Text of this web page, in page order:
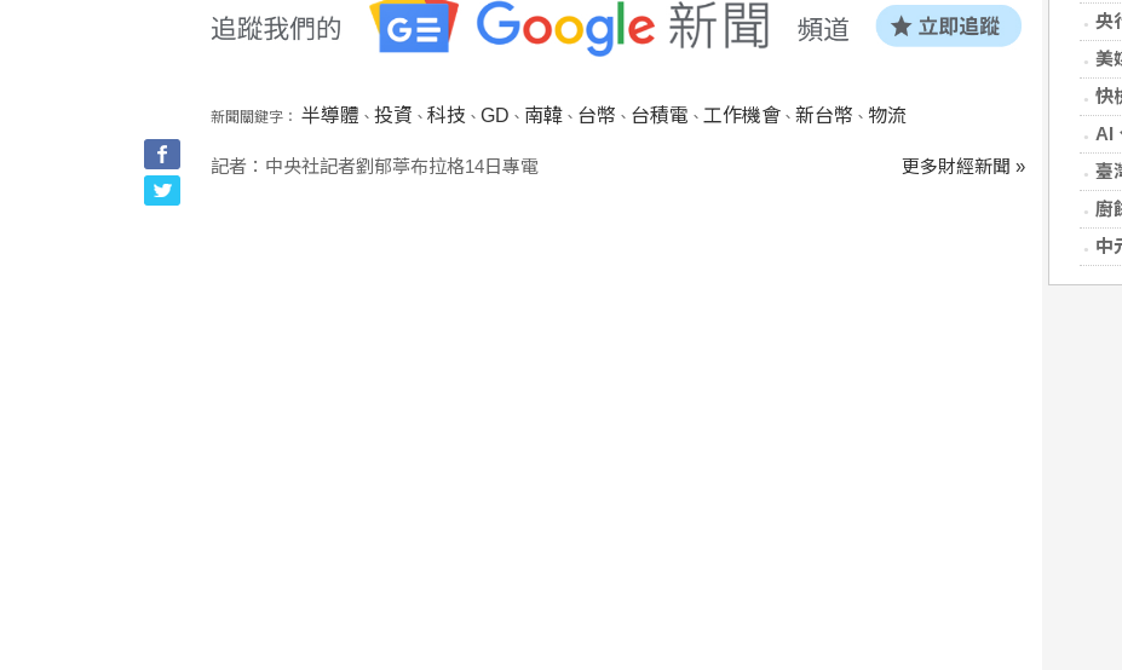
央
美
快檢
AI
臺灣
廚餘
中元
新聞關鍵字： 半導體 、 投資 、 科技 、 GD 、 南韓、 台幣 、 台積電 、 工作機會、 新台幣 、 物流
記者：中央社記者劉郁葶布拉格14日專電 更多財經新聞 »